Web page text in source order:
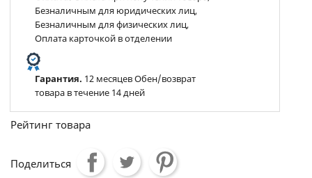
Безналичным для юридических лиц,
Безналичным для физических лиц,
Оплата карточкой в отделении
Гарантия. 12 месяцев Обен/возврат
товара в течение 14 дней
Рейтинг товара
Поделиться